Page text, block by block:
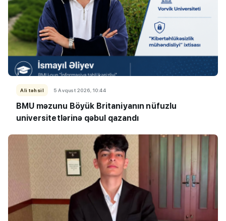
Ali təhsil 5 Avqust 2026, 10:44
BMU məzunu Böyük Britaniyanın nüfuzlu
universitetlərinə qəbul qazandı